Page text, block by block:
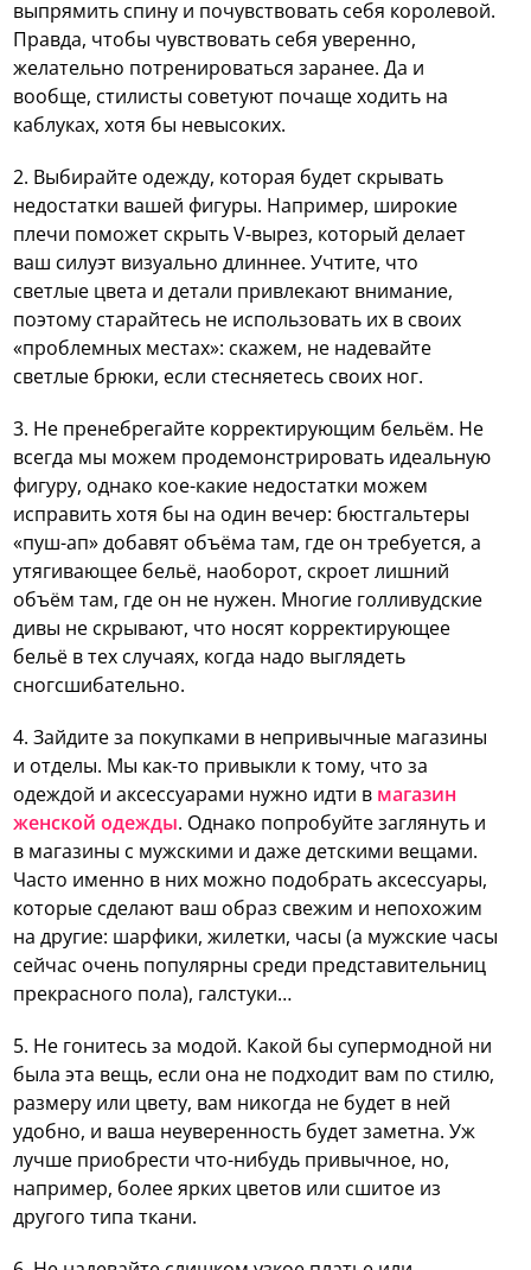
выпрямить спину и почувствовать себя королевой.
Правда, чтобы чувствовать себя уверенно,
желательно потренироваться заранее. Да и
вообще, стилисты советуют почаще ходить на
каблуках, хотя бы невысоких.
2. Выбирайте одежду, которая будет скрывать
недостатки вашей фигуры. Например, широкие
плечи поможет скрыть V-вырез, который делает
ваш силуэт визуально длиннее. Учтите, что
светлые цвета и детали привлекают внимание,
поэтому старайтесь не использовать их в своих
«проблемных местах»: скажем, не надевайте
светлые брюки, если стесняетесь своих ног.
3. Не пренебрегайте корректирующим бельём. Не
всегда мы можем продемонстрировать идеальную
фигуру, однако кое-какие недостатки можем
исправить хотя бы на один вечер: бюстгальтеры
«пуш-ап» добавят объёма там, где он требуется, а
утягивающее бельё, наоборот, скроет лишний
объём там, где он не нужен. Многие голливудские
дивы не скрывают, что носят корректирующее
бельё в тех случаях, когда надо выглядеть
сногсшибательно.
4. Зайдите за покупками в непривычные магазины
и отделы. Мы как-то привыкли к тому, что за
одеждой и аксессуарами нужно идти в магазин
женской одежды. Однако попробуйте заглянуть и
в магазины с мужскими и даже детскими вещами.
Часто именно в них можно подобрать аксессуары,
которые сделают ваш образ свежим и непохожим
на другие: шарфики, жилетки, часы (а мужские часы
сейчас очень популярны среди представительниц
прекрасного пола), галстуки…
5. Не гонитесь за модой. Какой бы супермодной ни
была эта вещь, если она не подходит вам по стилю,
размеру или цвету, вам никогда не будет в ней
удобно, и ваша неуверенность будет заметна. Уж
лучше приобрести что-нибудь привычное, но,
например, более ярких цветов или сшитое из
другого типа ткани.